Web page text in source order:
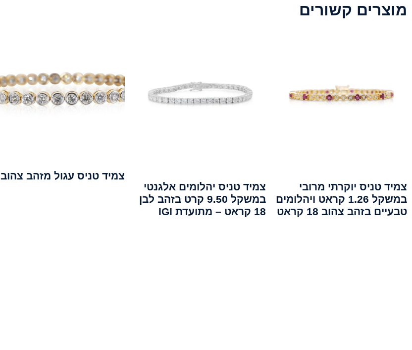
מוצרים קשורים
צמיד טניס יוקרתי מרובי
במשקל 1.26 קראט ויהלומים
טבעיים בזהב צהוב 18 קראט
צמיד טניס יהלומים אלגנטי
במשקל 9.50 קרט בזהב לבן
18 קראט – מתועדת IGI
צמיד טניס עגול מזהב צהוב